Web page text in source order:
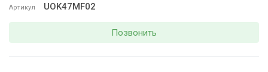
Артикул UOK47MF02
Позвонить